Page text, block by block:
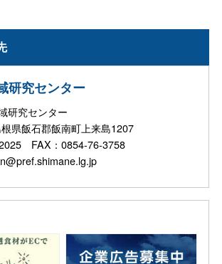
研究センター
研究センター
県飯石郡飯南町上来島1207
FAX：0854-76-3758